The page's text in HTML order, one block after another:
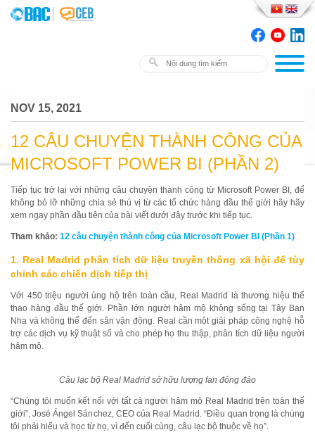
NOV 15, 2021
12 CÂU CHUYỆN THÀNH CÔNG CỦA
MICROSOFT POWER BI (PHẦN 2)
Tiếp tục trở lại với những câu chuyện thành công từ Microsoft Power BI, để
không bỏ lỡ những chia sẻ thú vị từ các tổ chức hàng đầu thế giới hãy hãy
xem ngay phần đầu tiên của bài viết dưới đây trước khi tiếp tục.
Tham khảo: 12 câu chuyện thành công của Microsoft Power BI (Phần 1)
1. Real Madrid phân tích dữ liệu truyền thông xã hội để tùy
chỉnh các chiến dịch tiếp thị
Với 450 triệu người ủng hộ trên toàn cầu, Real Madrid là thương hiệu thể
thao hàng đầu thế giới. Phần lớn người hâm mộ không sống tại Tây Ban
Nha và không thể đến sân vận động. Real cần một giải pháp công nghệ hỗ
trợ các dịch vụ kỹ thuật số và cho phép họ thu thập, phân tích dữ liệu người
hâm mộ.
Câu lạc bộ Real Madrid sở hữu lượng fan đông đảo
“Chúng tôi muốn kết nối với tất cả người hâm mộ Real Madrid trên toàn thế
giới”, José Ángel Sánchez, CEO của Real Madrid. “Điều quan trọng là chúng
tôi phải hiểu và học từ họ, vì đến cuối cùng, câu lạc bộ thuộc về họ”.